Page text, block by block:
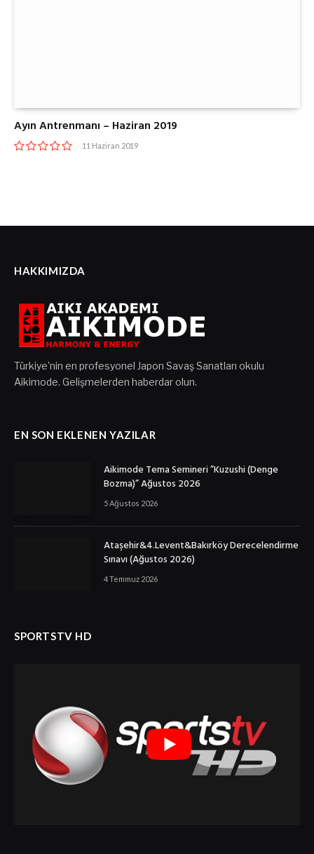
Ayın Antrenmanı – Haziran 2019
11 Haziran 2019
HAKKIMIZDA
Türkiye'nin en profesyonel Japon Savaş Sanatları okulu
Aikimode. Gelişmelerden haberdar olun.
EN SON EKLENEN YAZILAR
Aikimode Tema Semineri ”Kuzushi (Denge
Bozma)” Ağustos 2026
5 Ağustos 2026
Ataşehir&4.Levent&Bakırköy Derecelendirme
Sınavı (Ağustos 2026)
4 Temmuz 2026
SPORTSTV HD